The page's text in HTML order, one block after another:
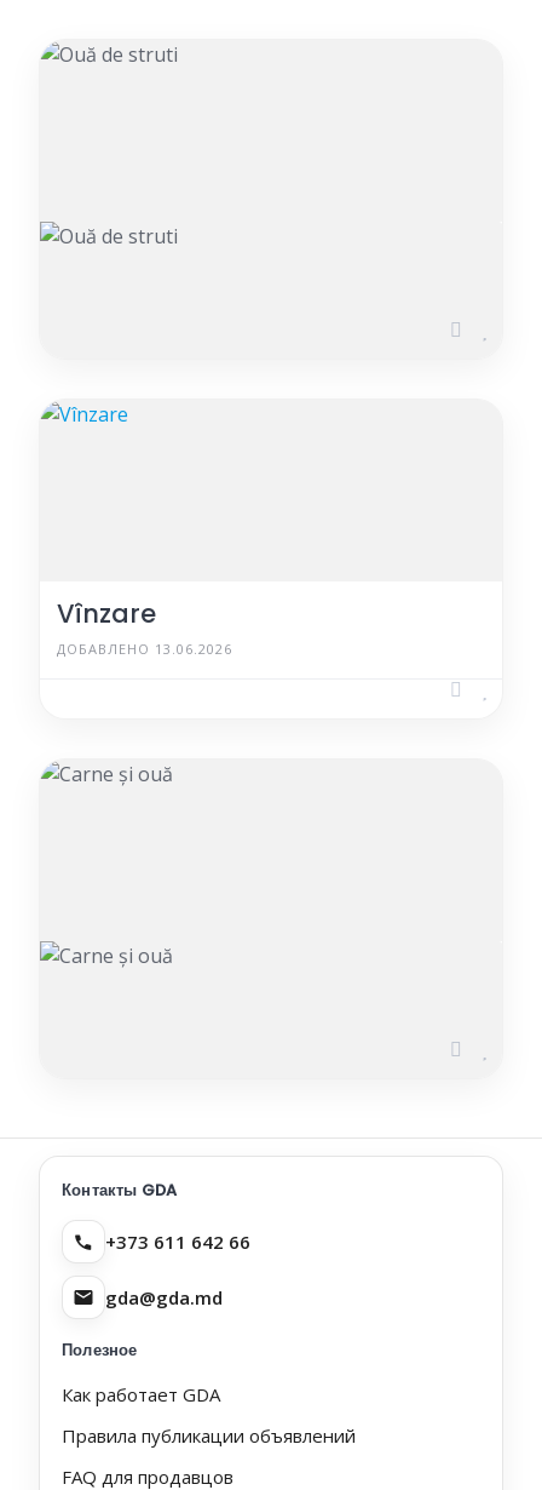
Ouă de struti
Vînzare
ДОБАВЛЕНО 13.06.2026
Carne și ouă
Контакты GDA
+373 611 642 66
gda@gda.md
Полезное
Как работает GDA
Правила публикации объявлений
FAQ для продавцов